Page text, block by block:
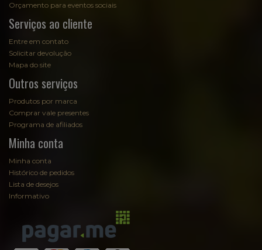
Orçamento para eventos sociais
Serviços ao cliente
Entre em contato
Solicitar devolução
Mapa do site
Outros serviços
Produtos por marca
Comprar vale presentes
Programa de afiliados
Minha conta
Minha conta
Histórico de pedidos
Lista de desejos
Informativo